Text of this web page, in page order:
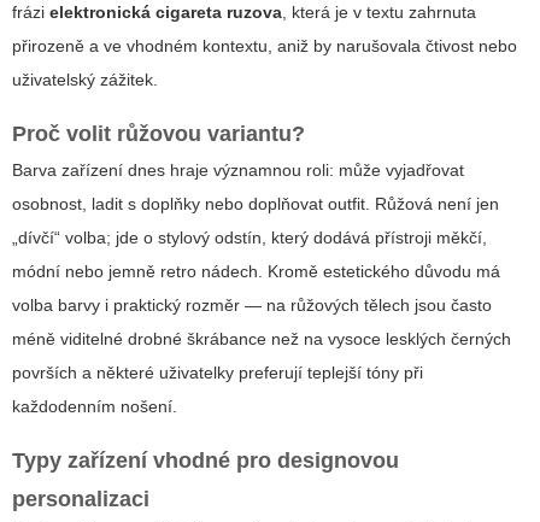
frázi elektronická cigareta ruzova, která je v textu zahrnuta
přirozeně a ve vhodném kontextu, aniž by narušovala čtivost nebo
uživatelský zážitek.
Proč volit růžovou variantu?
Barva zařízení dnes hraje významnou roli: může vyjadřovat
osobnost, ladit s doplňky nebo doplňovat outfit. Růžová není jen
„dívčí“ volba; jde o stylový odstín, který dodává přístroji měkčí,
módní nebo jemně retro nádech. Kromě estetického důvodu má
volba barvy i praktický rozměr — na růžových tělech jsou často
méně viditelné drobné škrábance než na vysoce lesklých černých
površích a některé uživatelky preferují teplejší tóny při
každodenním nošení.
Typy zařízení vhodné pro designovou
personalizaci